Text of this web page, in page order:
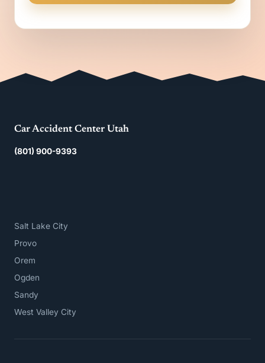
Car Accident Center Utah
(801) 900-9393
Salt Lake City
Provo
Orem
Ogden
Sandy
West Valley City